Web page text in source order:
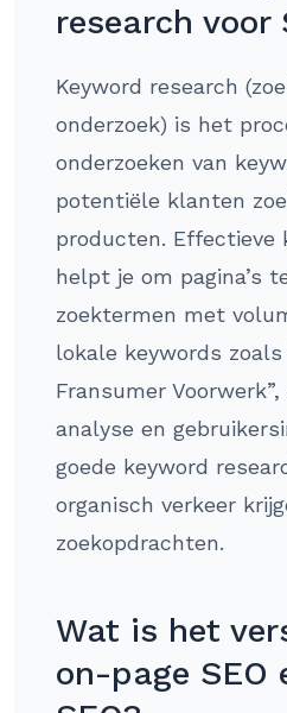
research voor
Keyword research
onderzoek) is het
onderzoeken van
potentiële klanten
producten. Effectieve
helpt je om pagina’s
zoektermen met
lokale keywords zoals
Fransumer
analyse en
goede keyword
organisch verkeer
zoekopdrachten.
Wat is het
on-page SEO